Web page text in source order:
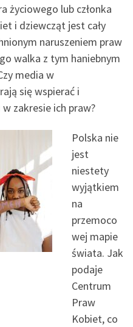
życiowego lub członka
i dziewcząt jest cały
naruszeniem praw
walka z tym haniebnym
media w
się wspierać i
zakresie ich praw?
Polska nie
jest
niestety
wyjątkiem
na
przemoco
wej mapie
świata. Jak
podaje
Centrum
Praw
Kobiet, co